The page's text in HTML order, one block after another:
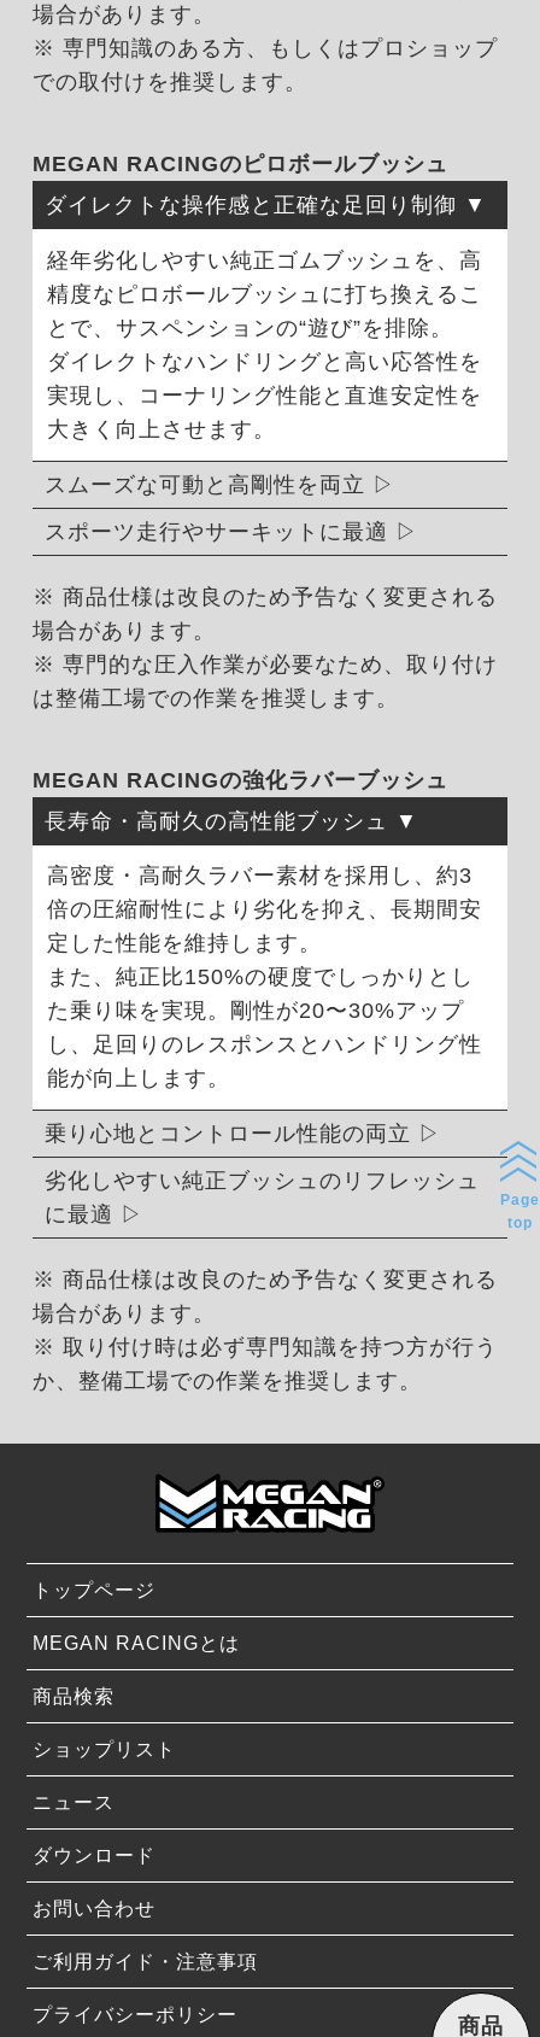
場合があります。
※ 専門知識のある方、もしくはプロショップ
での取付けを推奨します。
MEGAN RACINGのピロボールブッシュ
ダイレクトな操作感と正確な足回り制御
経年劣化しやすい純正ゴムブッシュを、高
精度なピロボールブッシュに打ち換えるこ
とで、サスペンションの“遊び”を排除。
ダイレクトなハンドリングと高い応答性を
実現し、コーナリング性能と直進安定性を
大きく向上させます。
スムーズな可動と高剛性を両立
スポーツ走行やサーキットに最適
※ 商品仕様は改良のため予告なく変更される
場合があります。
※ 専門的な圧入作業が必要なため、取り付け
は整備工場での作業を推奨します。
MEGAN RACINGの強化ラバーブッシュ
長寿命・高耐久の高性能ブッシュ
高密度・高耐久ラバー素材を採用し、約3
倍の圧縮耐性により劣化を抑え、長期間安
定した性能を維持します。
また、純正比150%の硬度でしっかりとし
た乗り味を実現。剛性が20〜30%アップ
し、足回りのレスポンスとハンドリング性
能が向上します。
乗り心地とコントロール性能の両立
劣化しやすい純正ブッシュのリフレッシュ
に最適
※ 商品仕様は改良のため予告なく変更される
場合があります。
※ 取り付け時は必ず専門知識を持つ方が行う
か、整備工場での作業を推奨します。
トップページ
MEGAN RACINGとは
商品検索
ショップリスト
ニュース
ダウンロード
お問い合わせ
ご利用ガイド・注意事項
プライバシーポリシー
Page
top
商品